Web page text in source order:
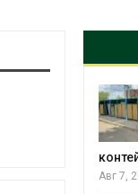
Авг 7,